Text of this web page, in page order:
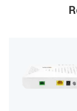
10% a 90%